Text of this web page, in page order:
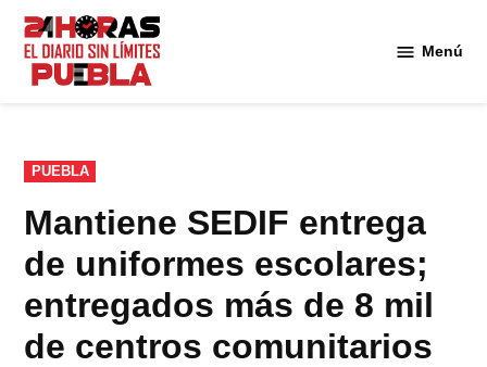
Saltar
contenido
Menú
PUBLICADO
EN
PUEBLA
Mantiene SEDIF entrega
de uniformes escolares;
entregados más de 8 mil
de centros comunitarios